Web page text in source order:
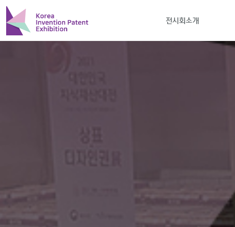
전시회소개